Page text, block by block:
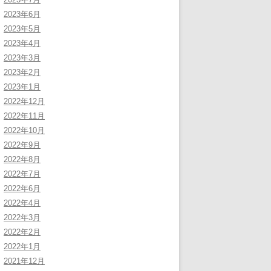
2023年6月
2023年5月
2023年4月
2023年3月
2023年2月
2023年1月
2022年12月
2022年11月
2022年10月
2022年9月
2022年8月
2022年7月
2022年6月
2022年4月
2022年3月
2022年2月
2022年1月
2021年12月